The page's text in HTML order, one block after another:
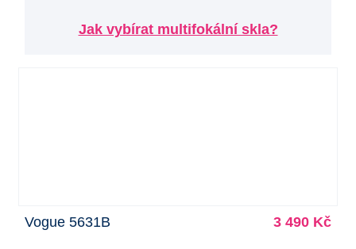
Jak vybírat multifokální skla?
Vogue 5631B 3 490 Kč